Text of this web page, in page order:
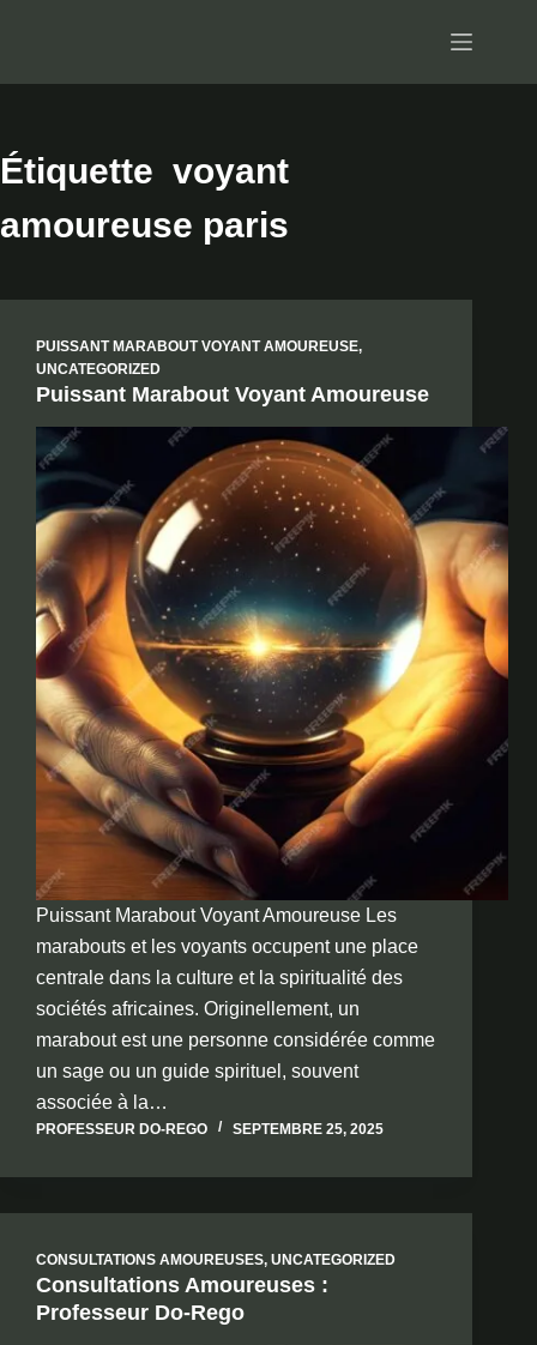
Étiquette voyant
amoureuse paris
PUISSANT MARABOUT VOYANT AMOUREUSE,
UNCATEGORIZED
Puissant Marabout Voyant Amoureuse
Puissant Marabout Voyant Amoureuse Les
marabouts et les voyants occupent une place
centrale dans la culture et la spiritualité des
sociétés africaines. Originellement, un
marabout est une personne considérée comme
un sage ou un guide spirituel, souvent
associée à la…
PROFESSEUR DO-REGO SEPTEMBRE 25, 2025
CONSULTATIONS AMOUREUSES, UNCATEGORIZED
Consultations Amoureuses :
Professeur Do-Rego